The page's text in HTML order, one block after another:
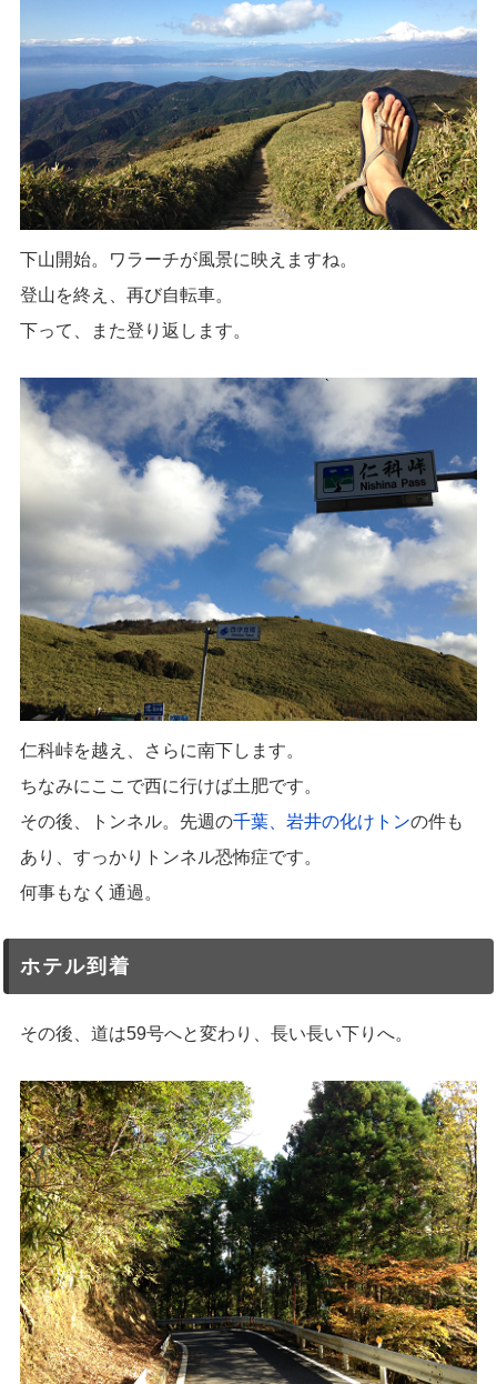
下山開始。ワラーチが風景に映えますね。
登山を終え、再び自転車。
下って、また登り返します。
仁科峠を越え、さらに南下します。
ちなみにここで西に行けば土肥です。
その後、トンネル。先週の千葉、岩井の化けトンの件も
あり、すっかりトンネル恐怖症です。
何事もなく通過。
ホテル到着
その後、道は59号へと変わり、長い長い下りへ。